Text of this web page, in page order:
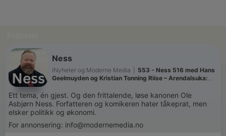
Ness
iNyheter og Moderne Media
553 - Ness 516 med Hans
Geelmuyden og Kristian Tonning Riise – Arendalsuka:
Ett tema, én gjest. Og den frittalende, løse kanonen Ole
Asbjørn Ness. Forfatteren og komikeren hater tåkeprat, men
elsker politikk og økonomi.
For annonsering: info@modernemedia.no